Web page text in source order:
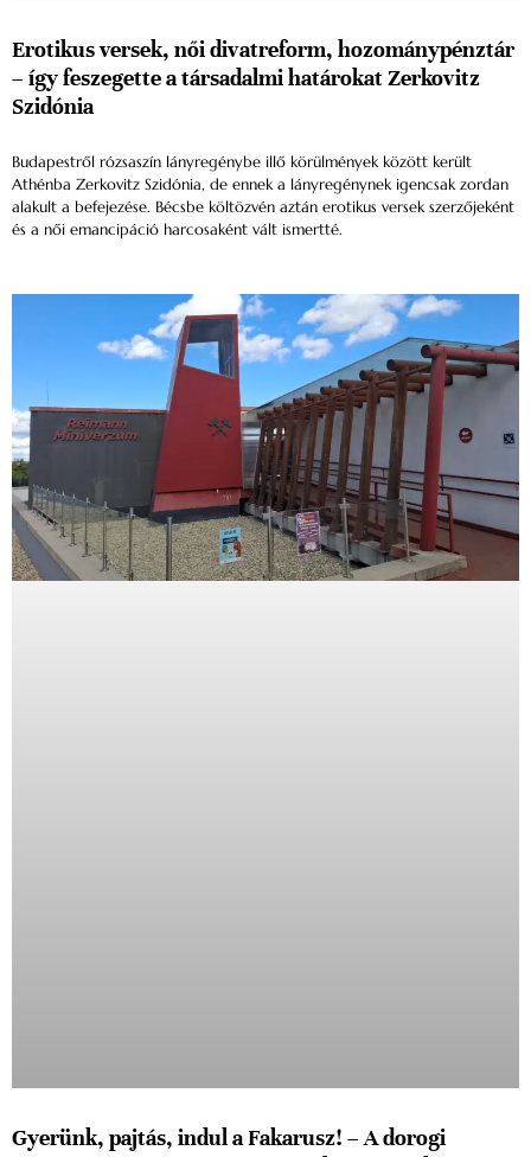
Erotikus versek, női divatreform, hozománypénztár
– így feszegette a társadalmi határokat Zerkovitz
Szidónia
Budapestről rózsaszín lányregénybe illő körülmények között került
Athénba Zerkovitz Szidónia, de ennek a lányregénynek igencsak zordan
alakult a befejezése. Bécsbe költözvén aztán erotikus versek szerzőjeként
és a női emancipáció harcosaként vált ismertté.
Gyerünk, pajtás, indul a Fakarusz! – A dorogi